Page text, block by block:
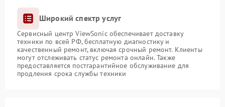
Широкий спектр услуг
Сервисный центр ViewSonic обеспечивает доставку
техники по всей РФ, бесплатную диагностику и
качественный ремонт, включая срочный ремонт. Клиенты
могут отслеживать статус ремонта онлайн. Также
предоставляется постгарантийное обслуживание для
продления срока службы техники